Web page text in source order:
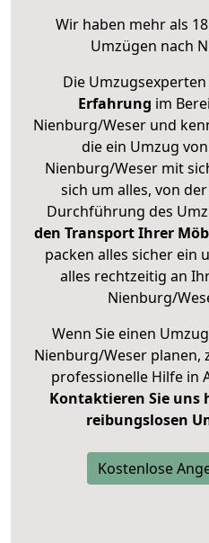
Wir haben mehr als
Umzügen nach
Die
Erfahrung im
Nienburg/Weser und
die ein Umzug
Nienburg/Weser mit
sich um alles, von
Durchführung des
den Transport Ihrer
packen alles sicher ein
alles rechtzeitig an
Nienburg/
Wenn Sie einen
Nienburg/Weser planen,
professionelle Hilfe in
Kontaktieren Sie uns
reibungslosen
Kostenlose